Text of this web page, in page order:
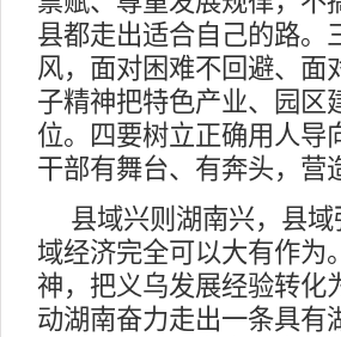
县都走出适合自己的路。
风，面对困难不回避、面
子精神把特色产业、园区
位。四要树立正确用人导
干部有舞台、有奔头，营
县域兴则湖南兴，县
域经济完全可以大有作为
神，把义乌发展经验转化
动湖南奋力走出一条具有